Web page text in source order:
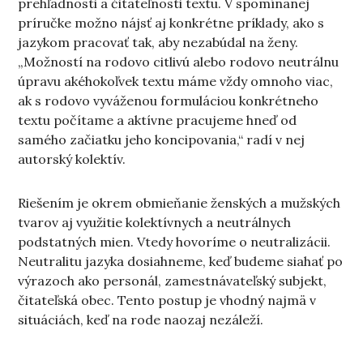
prehľadnosti a čitateľnosti textu. V spomínanej
príručke možno nájsť aj konkrétne príklady, ako s
jazykom pracovať tak, aby nezabúdal na ženy.
„Možností na rodovo citlivú alebo rodovo neutrálnu
úpravu akéhokoľvek textu máme vždy omnoho viac,
ak s rodovo vyváženou formuláciou konkrétneho
textu počítame a aktívne pracujeme hneď od
samého začiatku jeho koncipovania,“ radí v nej
autorský kolektív.
Riešením je okrem obmieňanie ženských a mužských
tvarov aj využitie kolektívnych a neutrálnych
podstatných mien. Vtedy hovoríme o neutralizácii.
Neutralitu jazyka dosiahneme, keď budeme siahať po
výrazoch ako personál, zamestnávateľský subjekt,
čitateľská obec. Tento postup je vhodný najmä v
situáciách, keď na rode naozaj nezáleží.